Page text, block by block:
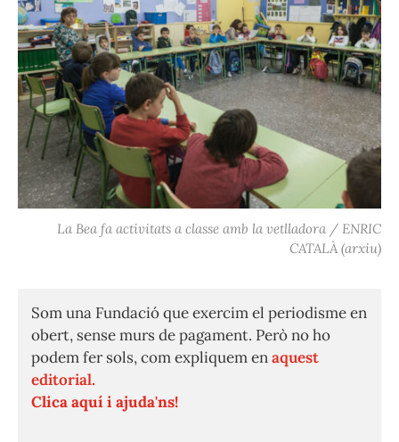
La Bea fa activitats a classe amb la vetlladora / ENRIC
CATALÀ (arxiu)
Som una Fundació que exercim el periodisme en
obert, sense murs de pagament. Però no ho
podem fer sols, com expliquem enaquest
editorial.
Clica aquí i ajuda'ns!